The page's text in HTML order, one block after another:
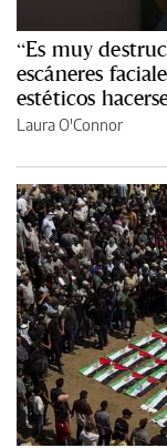
“Es muy
escáneres
estéticos
Laura O'Connor